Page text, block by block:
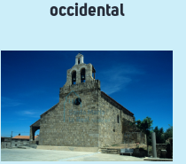
el
occidental